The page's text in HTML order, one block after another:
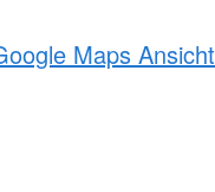
Maps Ansicht